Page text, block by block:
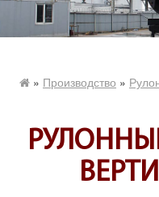
» Производство »